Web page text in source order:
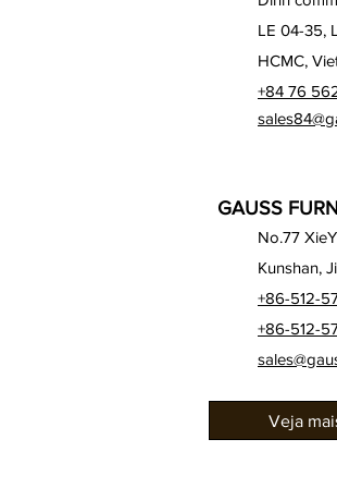
LE 04-35,
HCMC,
+84 76
GAUSS
No.77
Kunshan,
+86-512-
+86-512-
Veja